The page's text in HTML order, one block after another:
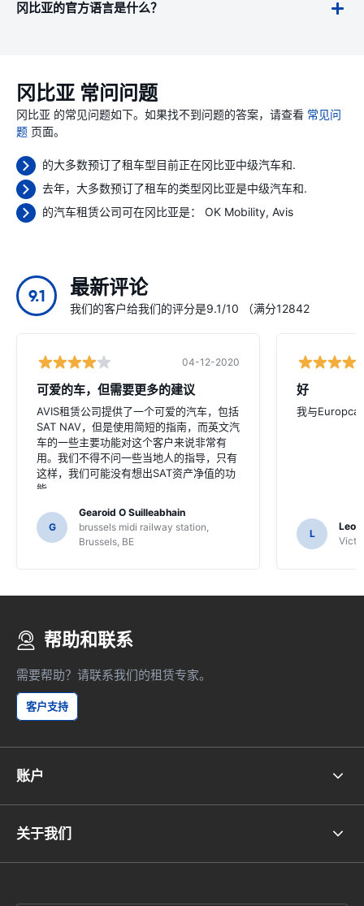
冈比亚的官方语言是什么？
冈比亚 常问问题
冈比亚 的常见问题如下。如果找不到问题的答案，请查看 常见问
题 页面。
的大多数预订了租车型目前正在冈比亚中级汽车和.
去年，大多数预订了租车的类型冈比亚是中级汽车和.
的汽车租赁公司可在冈比亚是： OK Mobility Avis
9.1 最新评论
我们的客户给我们的评分是9.1/10 （满分12842
04-12-2020
可爱的车，但需要更多的建议
AVIS租赁公司提供了一个可爱的汽车，包括
SAT NAV，但是使用简短的指南，而英文汽
车的一些主要功能对这个客户来说非常有
用。我们不得不问一些当地人的指导，只有
这样，我们可能没有想出SAT资产净值的功
能。
G
Gearoid O Suilleabhain
brussels midi railway station,
Brussels, BE
好
我与
L
帮助和联系
需要帮助？请联系我们的租赁专家。
客户支持
账户
关于我们